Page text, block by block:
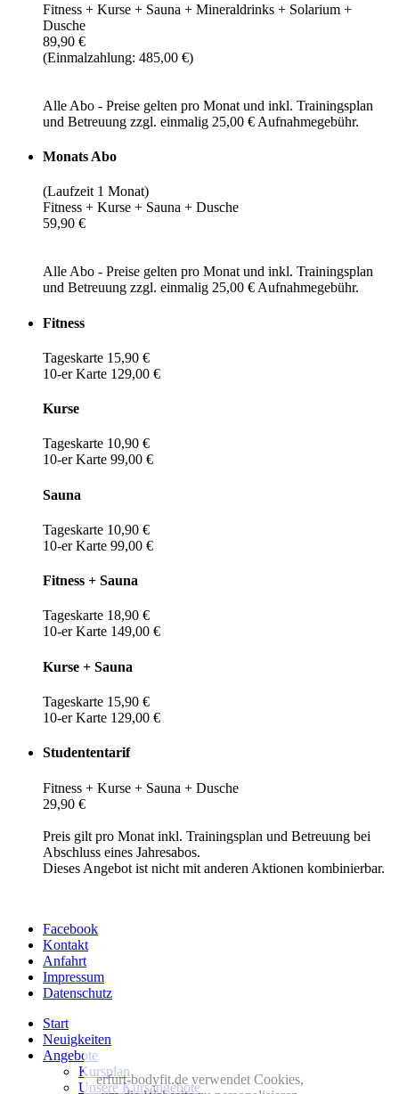
Fitness + Kurse + Sauna + Mineraldrinks + Solarium +
Dusche
89,90 €
(Einmalzahlung: 485,00 €)
Alle Abo - Preise gelten pro Monat und inkl. Trainingsplan
und Betreuung zzgl. einmalig 25,00 € Aufnahmegebühr.
Monats Abo
(Laufzeit 1 Monat)
Fitness + Kurse + Sauna + Dusche
59,90 €
Alle Abo - Preise gelten pro Monat und inkl. Trainingsplan
und Betreuung zzgl. einmalig 25,00 € Aufnahmegebühr.
Fitness
Tageskarte 15,90 €
10-er Karte 129,00 €
Kurse
Tageskarte 10,90 €
10-er Karte 99,00 €
Sauna
Tageskarte 10,90 €
10-er Karte 99,00 €
Fitness + Sauna
Tageskarte 18,90 €
10-er Karte 149,00 €
Kurse + Sauna
Tageskarte 15,90 €
10-er Karte 129,00 €
Studententarif
Fitness + Kurse + Sauna + Dusche
29,90 €
Preis gilt pro Monat inkl. Trainingsplan und Betreuung bei
Abschluss eines Jahresabos.
Dieses Angebot ist nicht mit anderen Aktionen kombinierbar.
Facebook
Kontakt
Anfahrt
Impressum
Datenschutz
Start
Neuigkeiten
Angebote
Kursplan
Unsere Kursangebote
erfurt-bodyfit.de verwendet Cookies,